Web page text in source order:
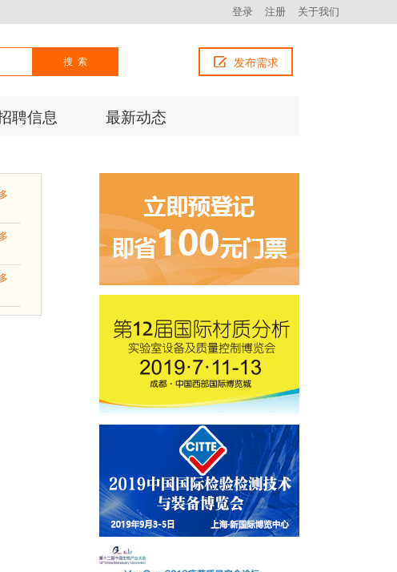
登录 注册 关于我们
搜索 发布需求
聘信息 最新动态